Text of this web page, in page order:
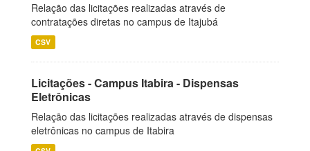
Relação das licitações realizadas através de
contratações diretas no campus de Itajubá
CSV
Licitações - Campus Itabira - Dispensas
Eletrônicas
Relação das licitações realizadas através de dispensas
eletrônicas no campus de Itabira